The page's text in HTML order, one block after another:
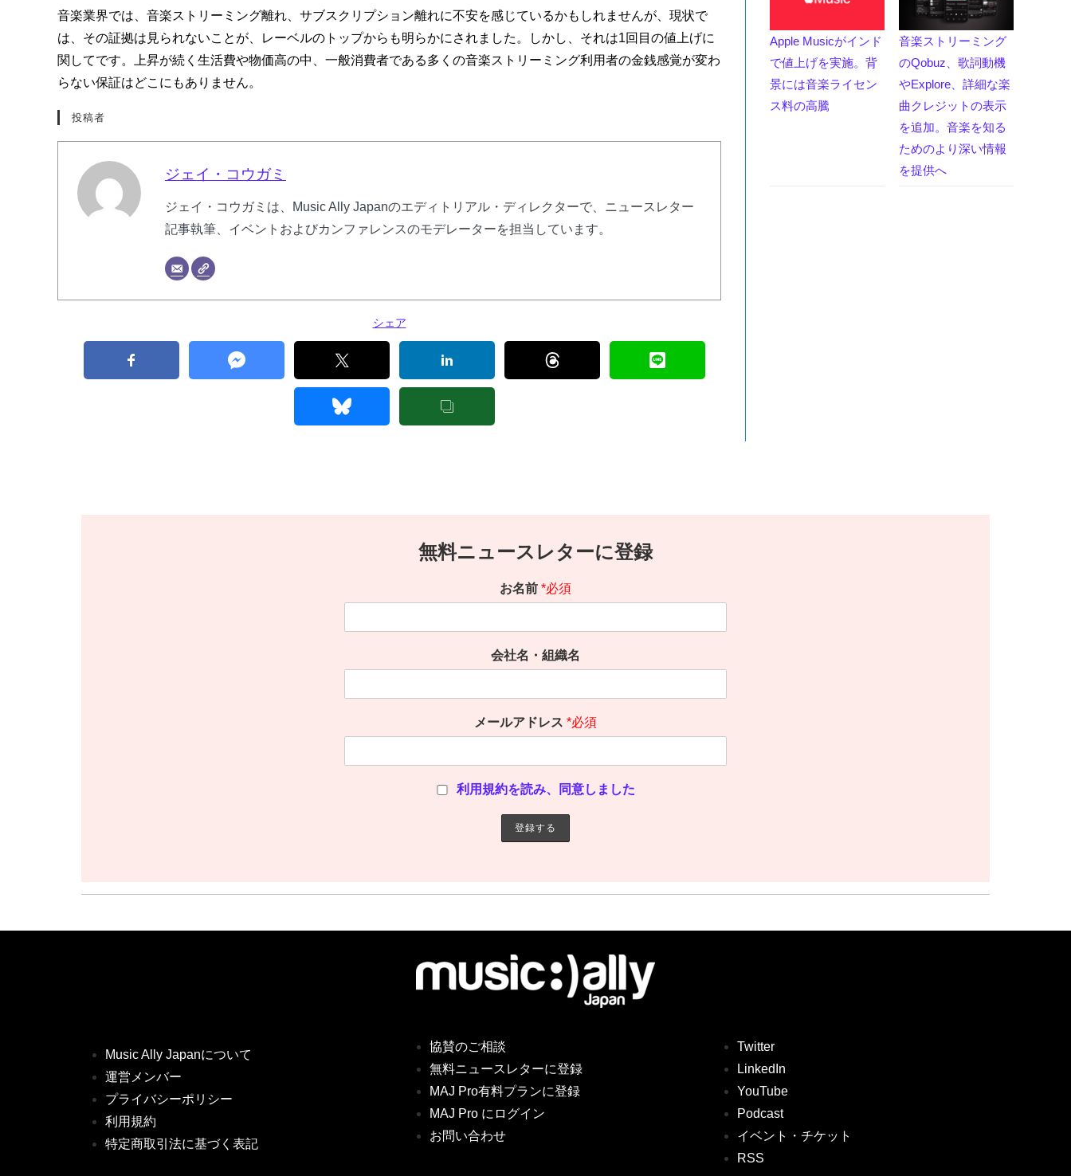
音楽業界では、音楽ストリーミング離れ、 サブスクリプション離れに不安を感じているかもしれませんが、 現状で
は、その証拠は見られないことが、
レーベルのトップからも明らかにされました。しかし、 それは1回目の値上げに
関してです。
上昇が続く生活費や物価高の中、 一般消費者である多くの音楽ストリーミング利用者の金銭感覚が変わ
らない保証はどこにもありません。
投稿者
ジェイ・コウガミ
ジェイ・コウガミは、Music Ally Japanのエディトリアル・ディレクターで、ニュースレター
記事執筆、イベントおよびカンファレンスのモデレーターを担当しています。
シェア
Apple Musicがインド
で値上げを実施。背
景には音楽ライセン
ス料の高騰
音楽ストリーミング
のQobuz、歌詞動機
やExplore、詳細な楽
曲クレジットの表示
を追加。音楽を知る
ためのより深い情報
を提供へ
無料ニュースレターに登録
お名前 *必須
会社名・組織名
メールアドレス *必須
利用規約を読み、同意しました
Music Ally Japanについて
運営メンバー
プライバシーポリシー
利用規約
特定商取引法に基づく表記
協賛のご相談
無料ニュースレターに登録
MAJ Pro有料プランに登録
MAJ Pro にログイン
お問い合わせ
Twitter
LinkedIn
YouTube
Podcast
イベント・チケット
RSS